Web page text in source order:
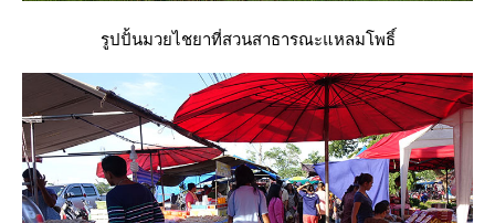
รูปปั้นมวยไชยาที่สวนสาธารณะแหลมโพธิ์